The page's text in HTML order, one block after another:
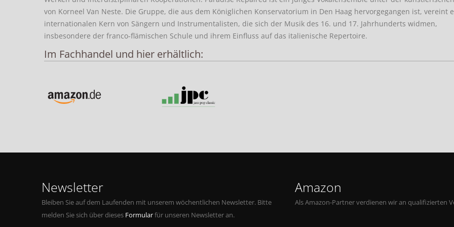
von Korneel Van Neste. Die Gruppe, die aus dem Königlichen Konservatorium in Den Haag hervorgegangen ist, vereint
internationalen Kern von Sängern und Instrumentalisten, die sich der Musik des 16. und 17. Jahrhunderts widmen,
insbesondere der franco-flämischen Schule und ihrem Einfluss auf das italienische Repertoire.
Im Fachhandel und hier erhältlich:
Newsletter
Bleiben Sie auf dem Laufenden mit unserem wöchentlichen Newsletter. Bitte
melden Sie sich über dieses Formularfür unseren Newsletter an.
Amazon
Als Amazon-Partner verdienen wir an qualifizierten